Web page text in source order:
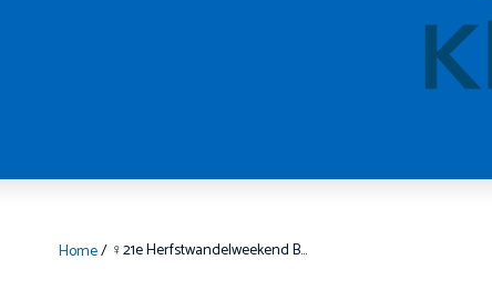
Home/ ‍♀️21e Herfstwandelweekend Bredevoort 20 km